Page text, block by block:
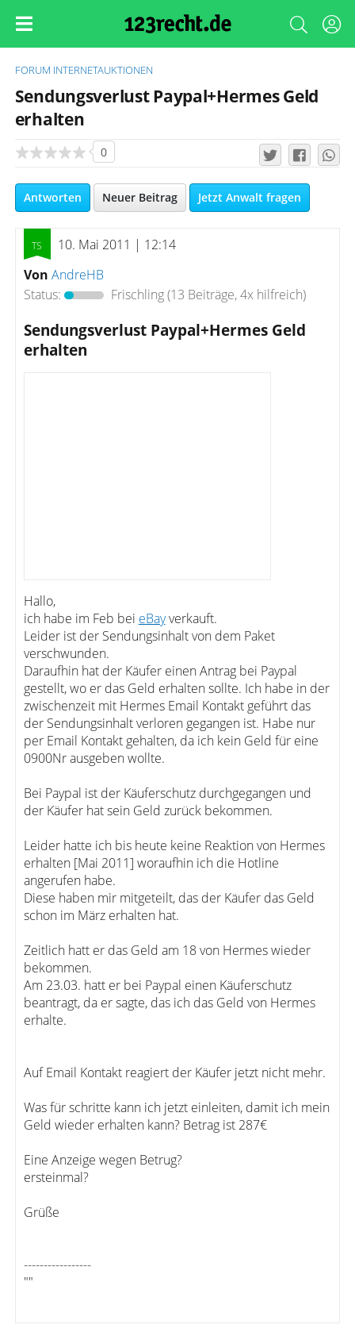
FORUM INTERNETAUKTIONEN
Sendungsverlust Paypal+Hermes Geld
erhalten
0
Antworten Neuer Beitrag Jetzt Anwalt fragen
10. Mai 2011 | 12:14
Von AndreHB
Status:
Frischling(13 Beiträge, 4x hilfreich)
Sendungsverlust Paypal+Hermes Geld
erhalten
Hallo,
ich habe im Feb bei eBayverkauft.
Leider ist der Sendungsinhalt von dem Paket
verschwunden.
Daraufhin hat der Käufer einen Antrag bei Paypal
gestellt, wo er das Geld erhalten sollte. Ich habe in der
zwischenzeit mit Hermes Email Kontakt geführt das
der Sendungsinhalt verloren gegangen ist. Habe nur
per Email Kontakt gehalten, da ich kein Geld für eine
0900Nr ausgeben wollte.
Bei Paypal ist der Käuferschutz durchgegangen und
der Käufer hat sein Geld zurück bekommen.
Leider hatte ich bis heute keine Reaktion von Hermes
erhalten [Mai 2011] woraufhin ich die Hotline
angerufen habe.
Diese haben mir mitgeteilt, das der Käufer das Geld
schon im März erhalten hat.
Zeitlich hatt er das Geld am 18 von Hermes wieder
bekommen.
Am 23.03. hatt er bei Paypal einen Käuferschutz
beantragt, da er sagte, das ich das Geld von Hermes
erhalte.
Auf Email Kontakt reagiert der Käufer jetzt nicht mehr.
Was für schritte kann ich jetzt einleiten, damit ich mein
Geld wieder erhalten kann? Betrag ist 287€
Eine Anzeige wegen Betrug?
ersteinmal?
Grüße
-----------------
""